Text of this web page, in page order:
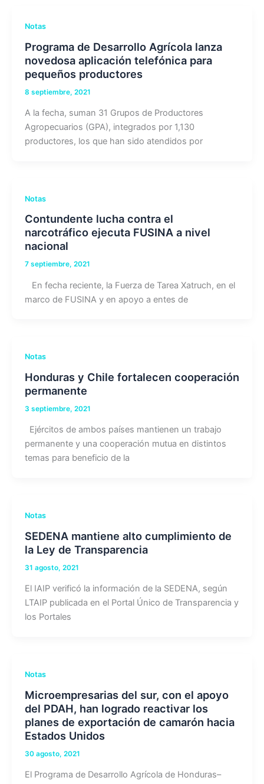
Notas
Programa de Desarrollo Agrícola lanza
novedosa aplicación telefónica para
pequeños productores
8 septiembre, 2021
A la fecha, suman 31 Grupos de Productores
Agropecuarios (GPA), integrados por 1,130
productores, los que han sido atendidos por
Notas
Contundente lucha contra el
narcotráfico ejecuta FUSINA a nivel
nacional
7 septiembre, 2021
En fecha reciente, la Fuerza de Tarea Xatruch, en el
marco de FUSINA y en apoyo a entes de
Notas
Honduras y Chile fortalecen cooperación
permanente
3 septiembre, 2021
Ejércitos de ambos países mantienen un trabajo
permanente y una cooperación mutua en distintos
temas para beneficio de la
Notas
SEDENA mantiene alto cumplimiento de
la Ley de Transparencia
31 agosto, 2021
El IAIP verificó la información de la SEDENA, según
LTAIP publicada en el Portal Único de Transparencia y
los Portales
Notas
Microempresarias del sur, con el apoyo
del PDAH, han logrado reactivar los
planes de exportación de camarón hacia
Estados Unidos
30 agosto, 2021
El Programa de Desarrollo Agrícola de Honduras–